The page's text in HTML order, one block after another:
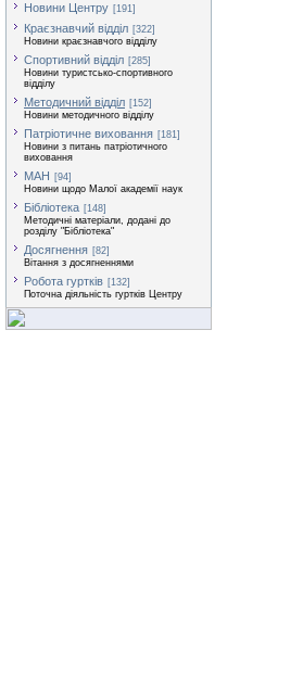
Новини Центру [191]
Краєзнавчий відділ [322]
Новини краєзнавчого відділу
Спортивний відділ [285]
Новини туристсько-спортивного
відділу
Методичний відділ [152]
Новини методичного відділу
Патріотичне виховання [181]
Новини з питань патріотичного
виховання
МАН [94]
Новини щодо Малої академії наук
Бібліотека [148]
Методичні матеріали, додані до
розділу "Бібліотека"
Досягнення [82]
Вітання з досягненнями
Робота гуртків [132]
Поточна діяльність гуртків Центру